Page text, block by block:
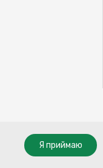
Я приймаю